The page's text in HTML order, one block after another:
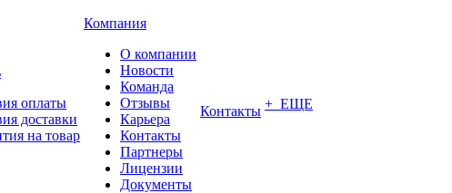
оплаты
доставки
на товар
Компания
О компании
Новости
Команда
Отзывы
Карьера
Контакты
Партнеры
Лицензии
Документы
Контакты + ЕЩЕ